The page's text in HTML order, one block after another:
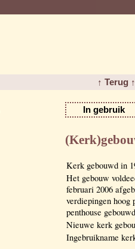
↑ Terug ↑
In gebruik
Kerk gebouwd in
Het gebouw
februari 2006
verdiepingen hoog
penthouse
Nieuwe kerk
Ingebruikname